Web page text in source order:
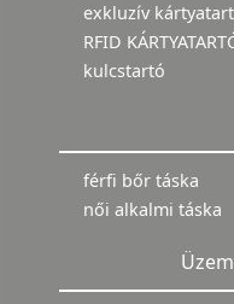
exkluzív
RFID
kulcstartó
férfi bőr táska
női alkalmi táska